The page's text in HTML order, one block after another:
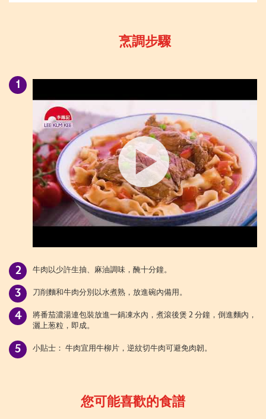
烹調步驟
牛肉以少許生抽、麻油調味，醃十分鐘。
刀削麵和牛肉分別以水煮熟，放進碗內備用。
將番茄濃湯連包裝放進一鍋凍水內，煮滾後煲 2 分鐘，倒進麵內，
灑上葱粒，即成。
小貼士： 牛肉宜用牛柳片，逆紋切牛肉可避免肉韌。
您可能喜歡的食譜